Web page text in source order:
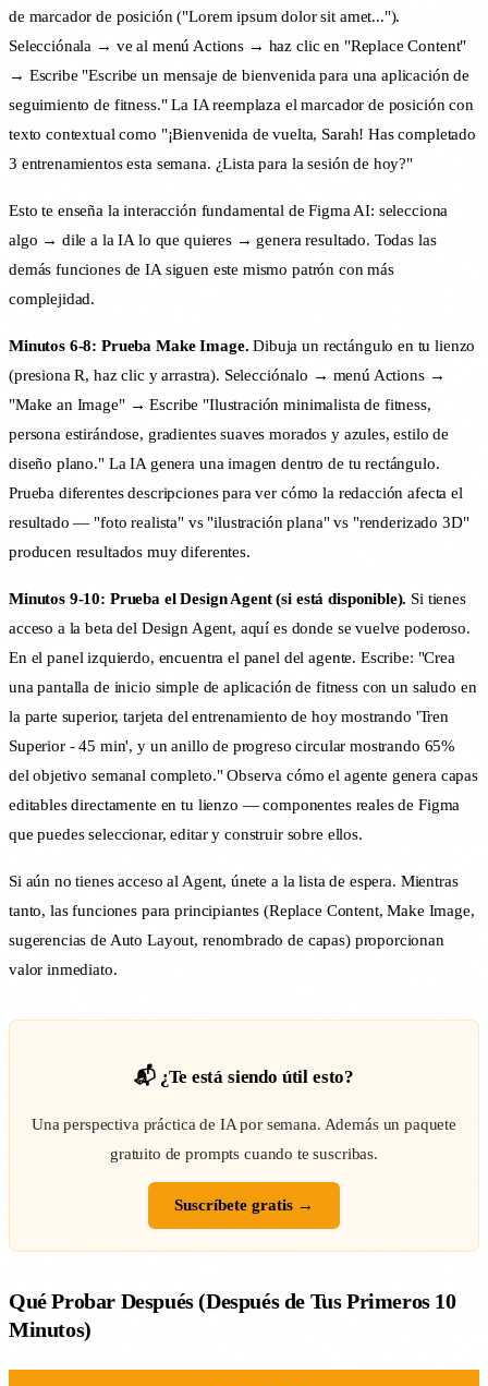
de marcador de posición ("Lorem ipsum dolor sit amet...").
Selecciónala → ve al menú Actions → haz clic en "Replace Content"
→ Escribe "Escribe un mensaje de bienvenida para una aplicación de
seguimiento de fitness." La IA reemplaza el marcador de posición con
texto contextual como "¡Bienvenida de vuelta, Sarah! Has completado
3 entrenamientos esta semana. ¿Lista para la sesión de hoy?"
Esto te enseña la interacción fundamental de Figma AI: selecciona
algo → dile a la IA lo que quieres → genera resultado. Todas las
demás funciones de IA siguen este mismo patrón con más
complejidad.
Minutos 6-8: Prueba Make Image. Dibuja un rectángulo en tu lienzo
(presiona R, haz clic y arrastra). Selecciónalo → menú Actions →
"Make an Image" → Escribe "Ilustración minimalista de fitness,
persona estirándose, gradientes suaves morados y azules, estilo de
diseño plano." La IA genera una imagen dentro de tu rectángulo.
Prueba diferentes descripciones para ver cómo la redacción afecta el
resultado — "foto realista" vs "ilustración plana" vs "renderizado 3D"
producen resultados muy diferentes.
Minutos 9-10: Prueba el Design Agent (si está disponible). Si tienes
acceso a la beta del Design Agent, aquí es donde se vuelve poderoso.
En el panel izquierdo, encuentra el panel del agente. Escribe: "Crea
una pantalla de inicio simple de aplicación de fitness con un saludo en
la parte superior, tarjeta del entrenamiento de hoy mostrando 'Tren
Superior - 45 min', y un anillo de progreso circular mostrando 65%
del objetivo semanal completo." Observa cómo el agente genera capas
editables directamente en tu lienzo — componentes reales de Figma
que puedes seleccionar, editar y construir sobre ellos.
Si aún no tienes acceso al Agent, únete a la lista de espera. Mientras
tanto, las funciones para principiantes (Replace Content, Make Image,
sugerencias de Auto Layout, renombrado de capas) proporcionan
valor inmediato.
📬 ¿Te está siendo útil esto?
Una perspectiva práctica de IA por semana. Además un paquete
gratuito de prompts cuando te suscribas.
Suscríbete gratis →
Qué Probar Después (Después de Tus Primeros 10
Minutos)